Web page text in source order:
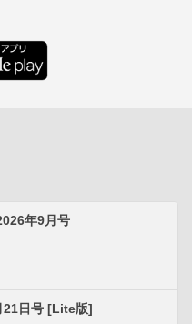
年9月号
21日号 [Lite版]